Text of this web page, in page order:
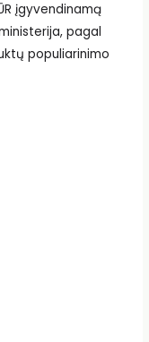
įgyvendinamą
pagal
populiarinimo